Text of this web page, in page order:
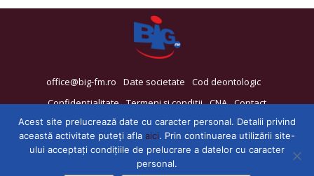
office@big-fm.ro Date societate
Cod deontologic
Confidențialitate Termeni și condiții CNA Contact
Acest site prelucrează date cu caracter personal. Detalii privind
această activitate puteți afla aici. Prin continuarea utilizării site-
ului acceptați condițiile de prelucrare a datelor cu caracter
personal.